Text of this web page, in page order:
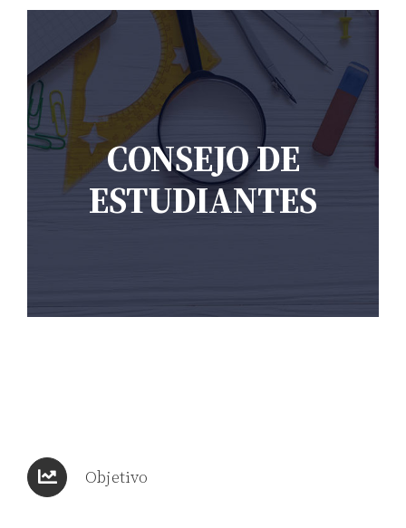
CONSEJO DE
ESTUDIANTES
Objetivo